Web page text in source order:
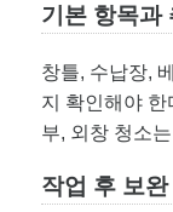
기본 항목과
창틀, 수납장,
지 확인해야 한
부, 외창 청소
작업 후 보